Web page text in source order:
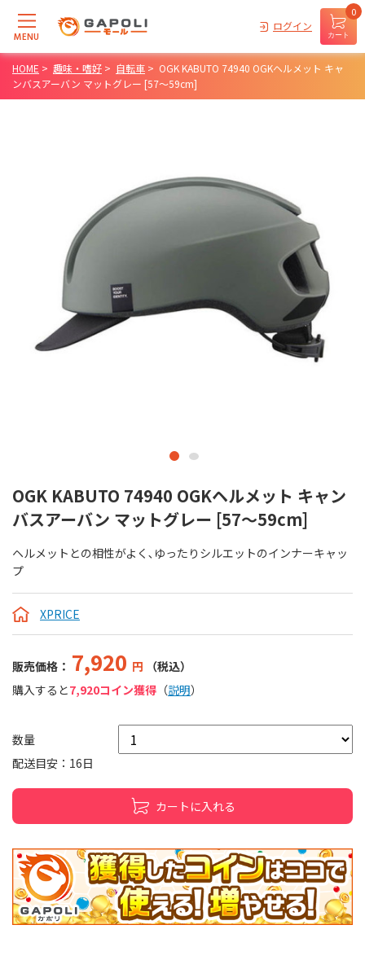
MENU
ログイン
カート
0
HOME > 趣味・嗜好 > 自転車 > OGK KABUTO 74940 OGKヘルメット キャ
ンバスアーバン マットグレー [57～59cm]
OGK KABUTO 74940 OGKヘルメット キャン
バスアーバン マットグレー [57～59cm]
ヘルメットとの相性がよく､ゆったりシルエットのインナーキャッ
プ
XPRICE
販売価格： 7,920 円
（税込）
購入すると7,920コイン獲得 （説明）
数量
配送目安：16日
カートに入れる